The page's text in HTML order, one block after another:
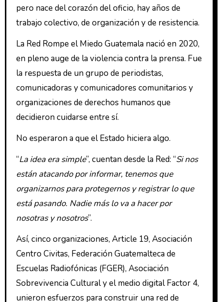
pero nace del corazón del oficio, hay años de
trabajo colectivo, de organización y de resistencia.
La Red Rompe el Miedo Guatemala nació en 2020,
en pleno auge de la violencia contra la prensa. Fue
la respuesta de un grupo de periodistas,
comunicadoras y comunicadores comunitarios y
organizaciones de derechos humanos que
decidieron cuidarse entre sí.
No esperaron a que el Estado hiciera algo.
“La idea era simple”, cuentan desde la Red: “Si nos
están atacando por informar, tenemos que
organizarnos para protegernos y registrar lo que
está pasando. Nadie más lo va a hacer por
nosotras y nosotros”.
Así, cinco organizaciones, Article 19, Asociación
Centro Civitas, Federación Guatemalteca de
Escuelas Radiofónicas (FGER), Asociación
Sobrevivencia Cultural y el medio digital Factor 4,
unieron esfuerzos para construir una red de